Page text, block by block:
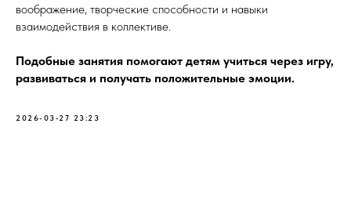
воображение, творческие способности и навыки
взаимодействия в коллективе.
Подобные занятия помогают детям учиться через игру,
развиваться и получать положительные эмоции.
2026-03-27 23:23